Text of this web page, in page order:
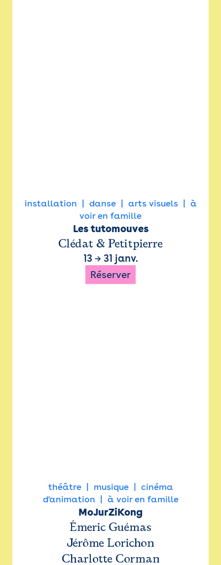
installation danse arts visuels
à
voir en famille
Les tutomouves
Clédat & Petitpierre
13→ 31 janv.
Réserver
théâtre musique
cinéma
d'animation
à voir en famille
MoJurZiKong
Émeric Guémas
Jérôme Lorichon
Charlotte Corman